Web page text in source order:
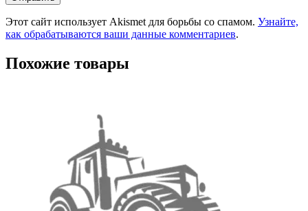
Этот сайт использует Akismet для борьбы со спамом. Узнайте,
как обрабатываются ваши данные комментариев.
Похожие товары